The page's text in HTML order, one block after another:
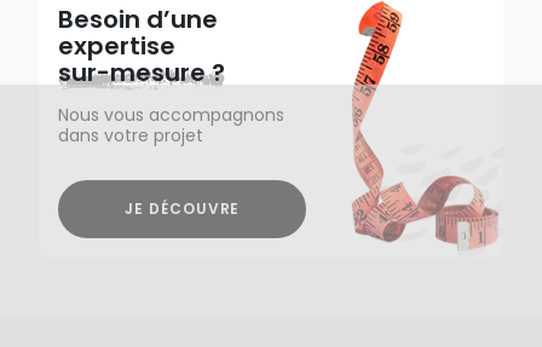
Besoin d’une
expertise
sur-mesure ?
Nous vous accompagnons
dans votre projet
JE DÉCOUVRE